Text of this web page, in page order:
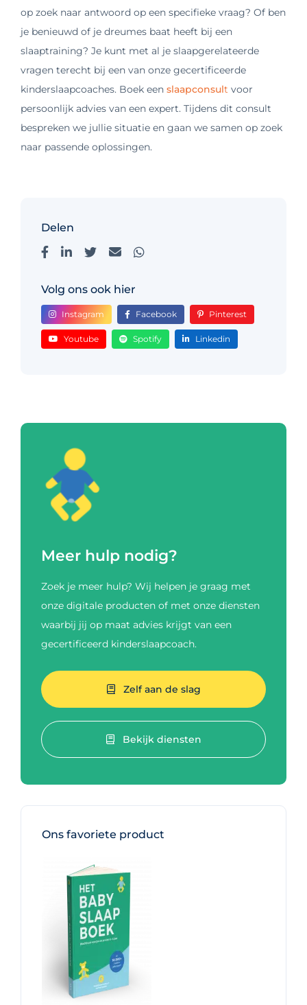
op zoek naar antwoord op een specifieke vraag? Of ben
je benieuwd of je dreumes baat heeft bij een
slaaptraining? Je kunt met al je slaapgerelateerde
vragen terecht bij een van onze gecertificeerde
kinderslaapcoaches. Boek een slaapconsult voor
persoonlijk advies van een expert. Tijdens dit consult
bespreken we jullie situatie en gaan we samen op zoek
naar passende oplossingen.
Delen
Volg ons ook hier
Instagram Facebook Pinterest
Youtube Spotify Linkedin
Meer hulp nodig?
Zoek je meer hulp? Wij helpen je graag met
onze digitale producten of met onze diensten
waarbij jij op maat advies krijgt van een
gecertificeerd kinderslaapcoach.
Zelf aan de slag
Bekijk diensten
Ons favoriete product